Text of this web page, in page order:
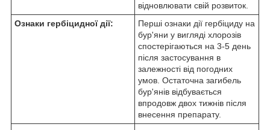
відновлювати свій розвиток.
Ознаки гербіцидної дії:
Перші ознаки дії гербіциду на
бур'яни у вигляді хлорозів
спостерігаються на 3-5 день
після застосування в
залежності від погодних
умов. Остаточна загибель
бур'янів відбувається
впродовж двох тижнів після
внесення препарату.